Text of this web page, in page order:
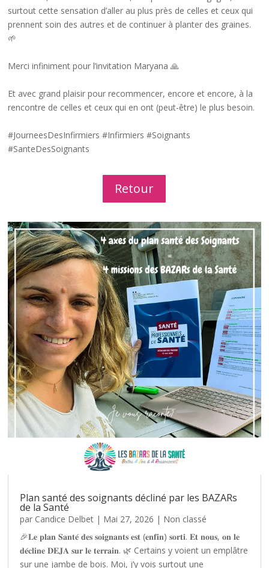
surtout cette sensation d’aller au plus près de celles et ceux qui
prennent soin des autres et de continuer à planter des graines.
🌱
Merci infiniment pour l’invitation Maryana 🙏
Et avec grand plaisir pour recommencer, encore et encore, à la
rencontre de celles et ceux qui en ont (peut-être) le plus besoin.
#JourneesDesInfirmiers #Infirmiers #Soignants
#SanteDesSoignants
Retour
Plan santé des soignants décliné par les BAZARs
de la Santé
par Candice Delbet | Mai 27, 2026 | Non classé
🎉𝐋𝐞 𝐩𝐥𝐚𝐧 𝐒𝐚𝐧𝐭𝐞́ 𝐝𝐞𝐬 𝐬𝐨𝐢𝐠𝐧𝐚𝐧𝐭𝐬 𝐞𝐬𝐭 (𝐞𝐧𝐟𝐢𝐧) 𝐬𝐨𝐫𝐭𝐢. 𝐄𝐭 𝐧𝐨𝐮𝐬, 𝐨𝐧 𝐥𝐞
𝐝𝐞́𝐜𝐥𝐢𝐧𝐞 𝐃𝐄𝐉𝐀 𝐬𝐮𝐫 𝐥𝐞 𝐭𝐞𝐫𝐫𝐚𝐢𝐧. 🌿 Certains y voient un emplâtre
sur une jambe de bois. Moi, j’y vois surtout une